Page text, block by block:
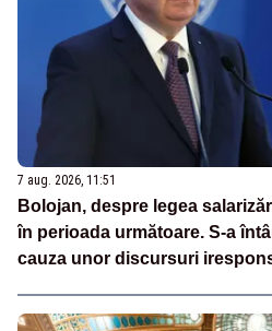
7 aug. 2026, 11:51
Bolojan, despre legea
în perioada următoare. S-a
cauza unor discursuri